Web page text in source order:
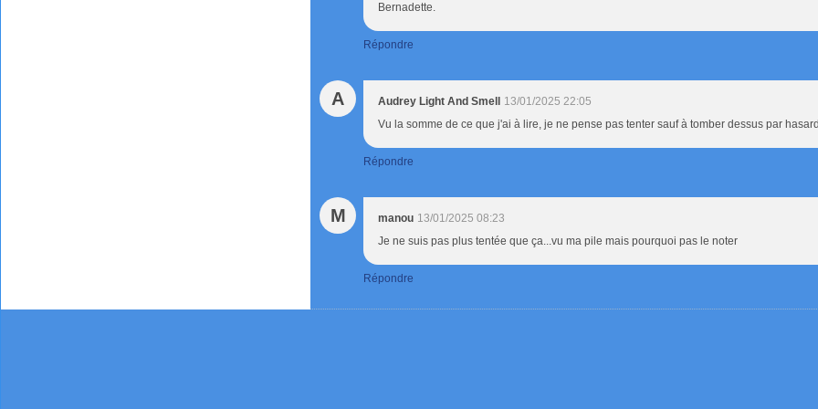
Bernadette.
Répondre
A Audrey Light And Smell
13/01/2025 22:05
Vu la somme de ce que j'ai à lire, je ne pense pas tenter sauf à tomber dessus par
Répondre
M manou 13/01/2025 08:23
Je ne suis pas plus tentée que ça...vu ma pile mais pourquoi pas le noter
Répondre